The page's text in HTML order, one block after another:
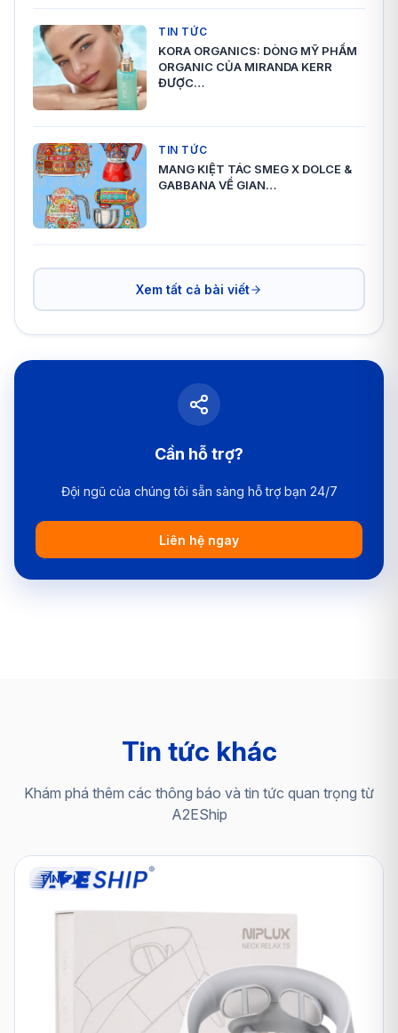
TIN TỨC
KORA ORGANICS: DÒNG MỸ PHẨM
ORGANIC CỦA MIRANDA KERR
ĐƯỢC…
TIN TỨC
MANG KIỆT TÁC SMEG X DOLCE &
GABBANA VỀ GIAN…
Xem tất cả bài viết
Cần hỗ trợ?
Đội ngũ của chúng tôi sẵn sàng hỗ trợ bạn 24/7
Liên hệ ngay
Tin tức khác
Khám phá thêm các thông báo và tin tức quan trọng từ
A2EShip
TIN TỨC